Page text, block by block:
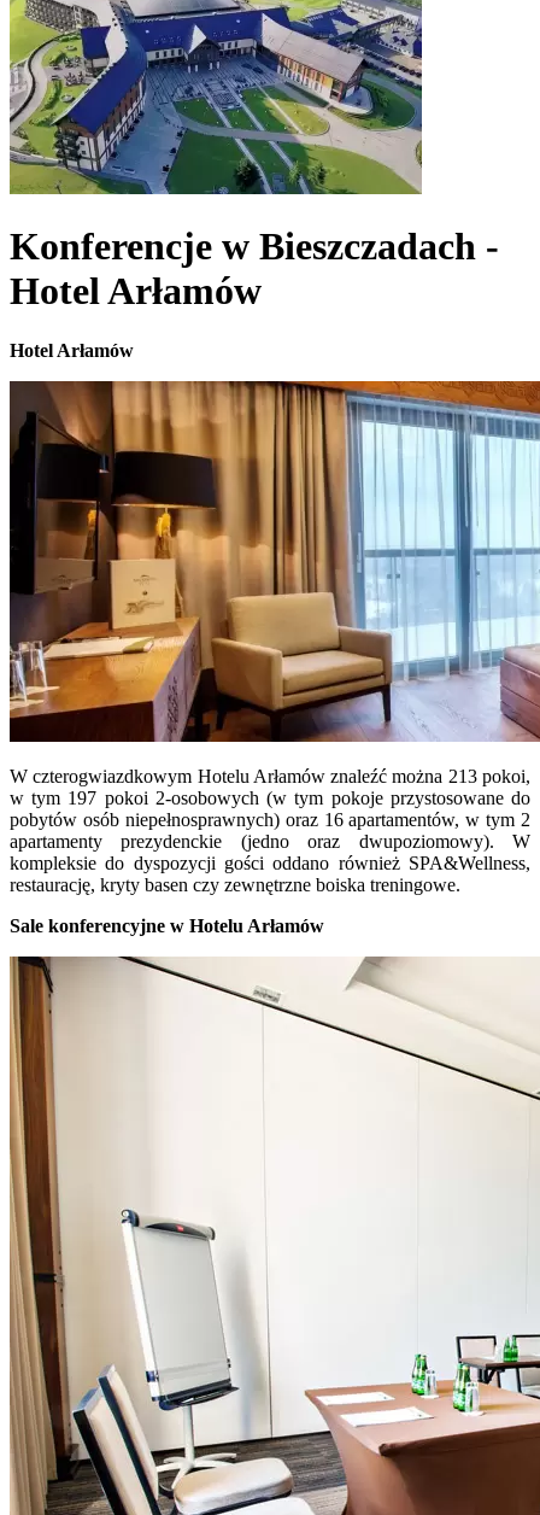
Konferencje w Bieszczadach -
Hotel Arłamów
Hotel Arłamów
W czterogwiazdkowym Hotelu Arłamów znaleźć można 213 pokoi,
w tym 197 pokoi 2-osobowych (w tym pokoje przystosowane do
pobytów osób niepełnosprawnych) oraz 16 apartamentów, w tym 2
apartamenty prezydenckie (jedno oraz dwupoziomowy). W
kompleksie do dyspozycji gości oddano również SPA&Wellness,
restaurację, kryty basen czy zewnętrzne boiska treningowe.
Sale konferencyjne w Hotelu Arłamów